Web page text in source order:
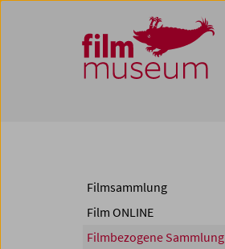
Zum Inhalt
Zum Hauptmenü
Zur Servicenavigation
Zum Suche
Filmsammlung
Film ONLINE
Filmbezogene Sammlung